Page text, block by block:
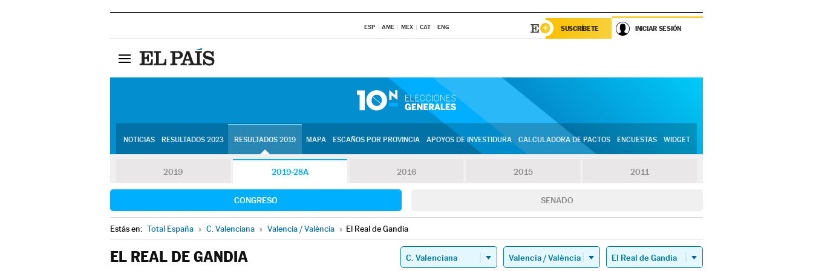
ESP AME MEX CAT ENG SUSCRÍBETE INICIAR SESIÓN
NOTICIAS RESULTADOS 2023 RESULTADOS 2019 MAPA ESCAÑOS POR PROVINCIA APOYOS DE INVESTIDURA CALCULADORA DE PACTOS ENCUESTAS WIDGET
2019 2019-28A 2016 2015 2011
CONGRESO SENADO
Estás en: Total España » C. Valenciana » Valencia / València » El Real de Gandia
EL REAL DE GANDIA